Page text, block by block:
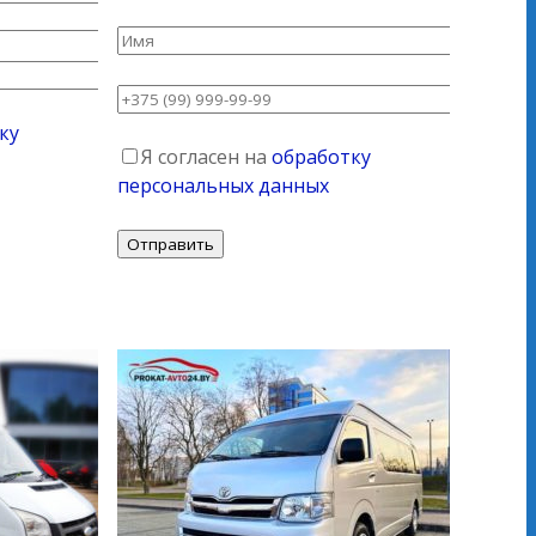
Я согласен на обработку
персональных данных